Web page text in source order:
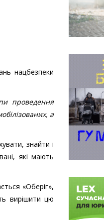
нацбезпеки
проведення
а
знайти і
які мають
«Оберіг»,
вирішити цю